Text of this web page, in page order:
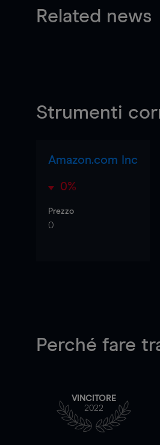
Related news
Strumenti
Amazon.com Inc
0%
Prezzo
0
Perché fare
VINCITORE
2022